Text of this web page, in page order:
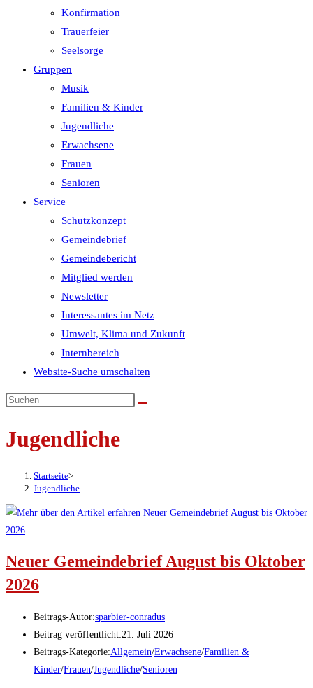
Konfirmation
Trauerfeier
Seelsorge
Gruppen
Musik
Familien & Kinder
Jugendliche
Erwachsene
Frauen
Senioren
Service
Schutzkonzept
Gemeindebrief
Gemeindebericht
Mitglied werden
Newsletter
Interessantes im Netz
Umwelt, Klima und Zukunft
Internbereich
Website-Suche umschalten
Jugendliche
Startseite>
Jugendliche
Neuer Gemeindebrief August bis Oktober
2026
Beitrags-Autor:sparbier-conradus
Beitrag veröffentlicht:21. Juli 2026
Beitrags-Kategorie:Allgemein/Erwachsene/Familien &
Kinder/Frauen/Jugendliche/Senioren